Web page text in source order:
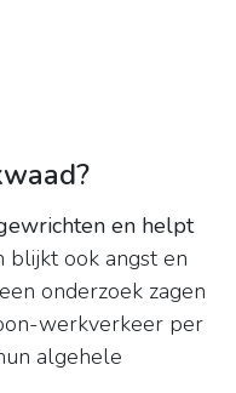
en helpt
blijkt ook angst en
onderzoek zagen
werkverkeer per
algehele